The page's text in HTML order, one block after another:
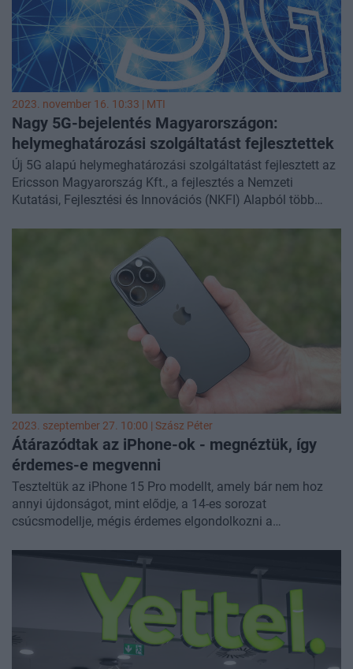
2023. november 16. 10:33 | MTI
Nagy 5G-bejelentés Magyarországon:
helymeghatározási szolgáltatást fejlesztettek
Új 5G alapú helymeghatározási szolgáltatást fejlesztett az
Ericsson Magyarország Kft., a fejlesztés a Nemzeti
Kutatási, Fejlesztési és Innovációs (NKFI) Alapból több
2023. szeptember 27. 10:00 | Szász Péter
Átárazódtak az iPhone-ok - megnéztük, így
érdemes-e megvenni
Teszteltük az iPhone 15 Pro modellt, amely bár nem hoz
annyi újdonságot, mint elődje, a 14-es sorozat
csúcsmodellje, mégis érdemes elgondolkozni a
magyar átlagbérnél is többet kiadni egy telefonért. A drága
telefon azonban lehetne még drágább: a forint erősödése
miatt most tulajdonképpen egész baráti lett az ára. Ha
mégis sok az 500 ezer forintos induló összeg, akkor
érdemes figyelni, hogy az árcsökkenés hogy kényszeríti a
magyar viszonteladókat a náluk lévő, régebbi
készülékekből álló készletek akciózására.